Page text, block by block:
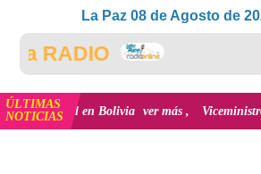
La Paz 08 de Agosto de
RADIO
ÚLTIMAS
NOTICIAS
Digital en Bolivia ver más Viceministro de